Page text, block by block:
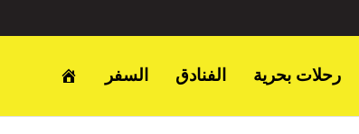
السفر الفنادق رحلات بحرية